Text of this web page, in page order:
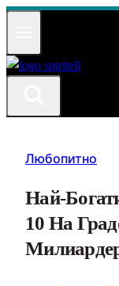
Към
Любопитно
Най-
10 На